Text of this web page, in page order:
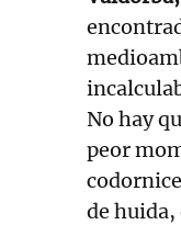
No hay
peor
de huida,